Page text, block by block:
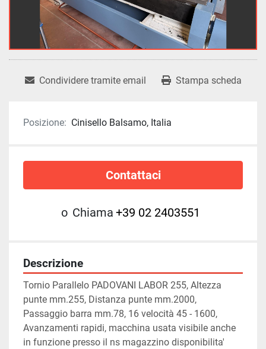
Condividere tramite email Stampa scheda
Posizione: Cinisello Balsamo, Italia
Contattaci
o Chiama +39 02 2403551
Descrizione
Tornio Parallelo PADOVANI LABOR 255, Altezza
punte mm.255, Distanza punte mm.2000,
Passaggio barra mm.78, 16 velocità 45 - 1600,
Avanzamenti rapidi, macchina usata visibile anche
in funzione presso il ns magazzino disponibilita'